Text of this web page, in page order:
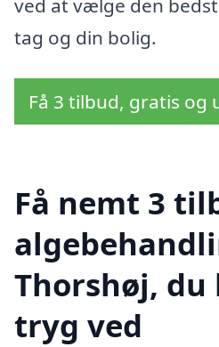
ved at vælge den
tag og din bolig.
Få 3 tilbud, gratis og
Få nemt 3
Thorshøj,
tryg ved